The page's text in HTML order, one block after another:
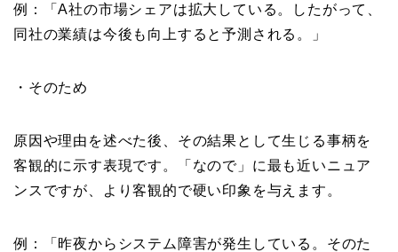
例：「A社の市場シェアは拡大している。したがって、
同社の業績は今後も向上すると予測される。」
・そのため
原因や理由を述べた後、その結果として生じる事柄を
客観的に示す表現です。「なので」に最も近いニュア
ンスですが、より客観的で硬い印象を与えます。
例：「昨夜からシステム障害が発生している。そのた